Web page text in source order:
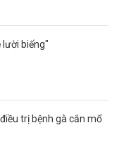
biếng"
trị bệnh gà cắn mổ